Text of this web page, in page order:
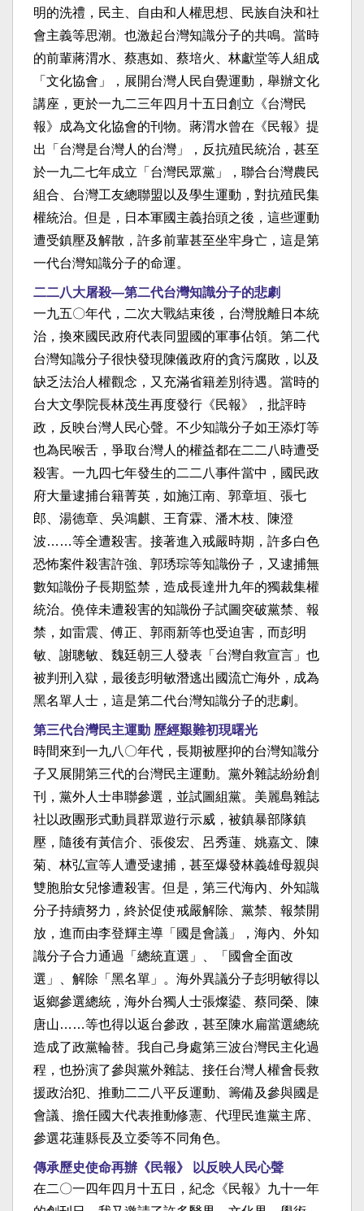
明的洗禮，民主、自由和人權思想、民族自決和社
會主義等思潮。也激起台灣知識分子的共鳴。當時
的前輩蔣渭水、蔡惠如、蔡培火、林獻堂等人組成
「文化協會」，展開台灣人民自覺運動，舉辦文化
講座，更於一九二三年四月十五日創立《台灣民
報》成為文化協會的刊物。蔣渭水曾在《民報》提
出「台灣是台灣人的台灣」，反抗殖民統治，甚至
於一九二七年成立「台灣民眾黨」，聯合台灣農民
組合、台灣工友總聯盟以及學生運動，對抗殖民集
權統治。但是，日本軍國主義抬頭之後，這些運動
遭受鎮壓及解散，許多前輩甚至坐牢身亡，這是第
一代台灣知識分子的命運。
二二八大屠殺—第二代台灣知識分子的悲劇
一九五〇年代，二次大戰結束後，台灣脫離日本統
治，換來國民政府代表同盟國的軍事佔領。第二代
台灣知識分子很快發現陳儀政府的貪污腐敗，以及
缺乏法治人權觀念，又充滿省籍差別待遇。當時的
台大文學院長林茂生再度發行《民報》，批評時
政，反映台灣人民心聲。不少知識分子如王添灯等
也為民喉舌，爭取台灣人的權益都在二二八時遭受
殺害。一九四七年發生的二二八事件當中，國民政
府大量逮捕台籍菁英，如施江南、郭章垣、張七
郎、湯德章、吳鴻麒、王育霖、潘木枝、陳澄
波……等全遭殺害。接著進入戒嚴時期，許多白色
恐怖案件殺害許強、郭琇琮等知識份子，又逮捕無
數知識份子長期監禁，造成長達卅九年的獨裁集權
統治。僥倖未遭殺害的知識份子試圖突破黨禁、報
禁，如雷震、傅正、郭雨新等也受迫害，而彭明
敏、謝聰敏、魏廷朝三人發表「台灣自救宣言」也
被判刑入獄，最後彭明敏潛逃出國流亡海外，成為
黑名單人士，這是第二代台灣知識分子的悲劇。
第三代台灣民主運動 歷經艱難初現曙光
時間來到一九八〇年代，長期被壓抑的台灣知識分
子又展開第三代的台灣民主運動。黨外雜誌紛紛創
刊，黨外人士串聯參選，並試圖組黨。美麗島雜誌
社以政團形式動員群眾遊行示威，被鎮暴部隊鎮
壓，隨後有黃信介、張俊宏、呂秀蓮、姚嘉文、陳
菊、林弘宣等人遭受逮捕，甚至爆發林義雄母親與
雙胞胎女兒慘遭殺害。但是，第三代海內、外知識
分子持續努力，終於促使戒嚴解除、黨禁、報禁開
放，進而由李登輝主導「國是會議」，海內、外知
識分子合力通過「總統直選」、「國會全面改
選」、解除「黑名單」。海外異議分子彭明敏得以
返鄉參選總統，海外台獨人士張燦鍙、蔡同榮、陳
唐山……等也得以返台參政，甚至陳水扁當選總統
造成了政黨輪替。我自己身處第三波台灣民主化過
程，也扮演了參與黨外雜誌、接任台灣人權會長救
援政治犯、推動二二八平反運動、籌備及參與國是
會議、擔任國大代表推動修憲、代理民進黨主席、
參選花蓮縣長及立委等不同角色。
傳承歷史使命再辦《民報》 以反映人民心聲
在二〇一四年四月十五日，紀念《民報》九十一年